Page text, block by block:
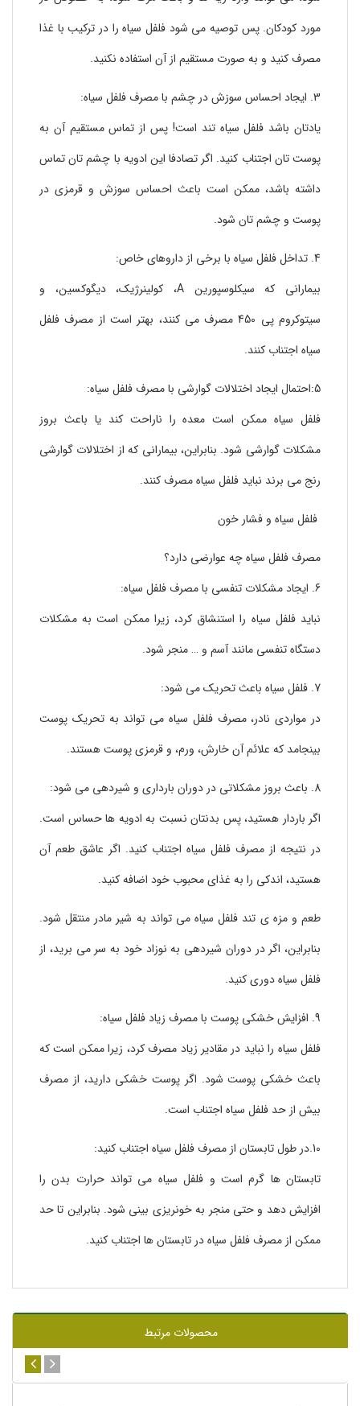
مورد کودکان. پس توصیه می شود فلفل سیاه را در ترکیب با غذا
مصرف کنید و به صورت مستقیم از آن استفاده نکنید.
3. ایجاد احساس سوزش در چشم با مصرف فلفل سیاه:
یادتان باشد فلفل سیاه تند است! پس از تماس مستقیم آن به
پوست تان اجتناب کنید. اگر تصادفا این ادویه با چشم تان تماس
داشته باشد، ممکن است باعث احساس سوزش و قرمزی در
پوست و چشم تان شود.
4. تداخل فلفل سیاه با برخی از داروهای خاص:
بیمارانی که سیکلوسپورین A، کولینرژیک، دیگوکسین، و
سیتوکروم پی 450 مصرف می کنند، بهتر است از مصرف فلفل
سیاه اجتناب کنند.
5:احتمال ایجاد اختلالات گوارشی با مصرف فلفل سیاه:
فلفل سیاه ممکن است معده را ناراحت کند یا باعث بروز
مشکلات گوارشی شود. بنابراین، بیمارانی که از اختلالات گوارشی
رنج می برند نباید فلفل سیاه مصرف کنند.
فلفل سیاه و فشار خون
مصرف فلفل سیاه چه عوارضی دارد؟
6. ایجاد مشکلات تنفسی با مصرف فلفل سیاه:
نباید فلفل سیاه را استنشاق کرد، زیرا ممکن است به مشکلات
دستگاه تنفسی مانند آسم و … منجر شود.
7. فلفل سیاه باعث تحریک می شود:
در مواردی نادر، مصرف فلفل سیاه می تواند به تحریک پوست
بینجامد که علائم آن خارش، ورم، و قرمزی پوست هستند.
8. باعث بروز مشکلاتی در دوران بارداری و شیردهی می شود:
اگر باردار هستید، پس بدنتان نسبت به ادویه ها حساس است.
در نتیجه از مصرف فلفل سیاه اجتناب کنید. اگر عاشق طعم آن
هستید، اندکی را به غذای محبوب خود اضافه کنید.
طعم و مزه ی تند فلفل سیاه می تواند به شیر مادر منتقل شود.
بنابراین، اگر در دوران شیردهی به نوزاد خود به سر می برید، از
فلفل سیاه دوری کنید.
9. افزایش خشکی پوست با مصرف زیاد فلفل سیاه:
فلفل سیاه را نباید در مقادیر زیاد مصرف کرد، زیرا ممکن است که
باعث خشکی پوست شود. اگر پوست خشکی دارید، از مصرف
بیش از حد فلفل سیاه اجتناب است.
10.در طول تابستان از مصرف فلفل سیاه اجتناب کنید:
تابستان ها گرم است و فلفل سیاه می تواند حرارت بدن را
افزایش دهد و حتی منجر به خونریزی بینی شود. بنابراین تا حد
ممکن از مصرف فلفل سیاه در تابستان ها اجتناب کنید.
محصولات مرتبط